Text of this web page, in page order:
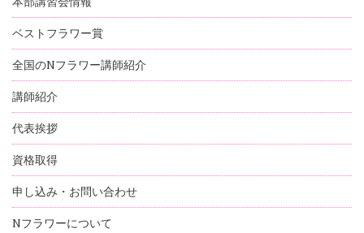
ベストフラワー賞
全国のNフラワー講師紹介
講師紹介
代表挨拶
資格取得
申し込み・お問い合わせ
Nフラワーについて